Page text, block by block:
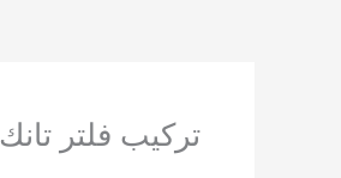
تركيب فلتر تانك 3 مراحل